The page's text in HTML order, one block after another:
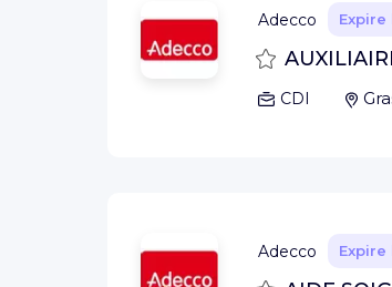
Adecco
Sauvegarder
CDI
Adecco